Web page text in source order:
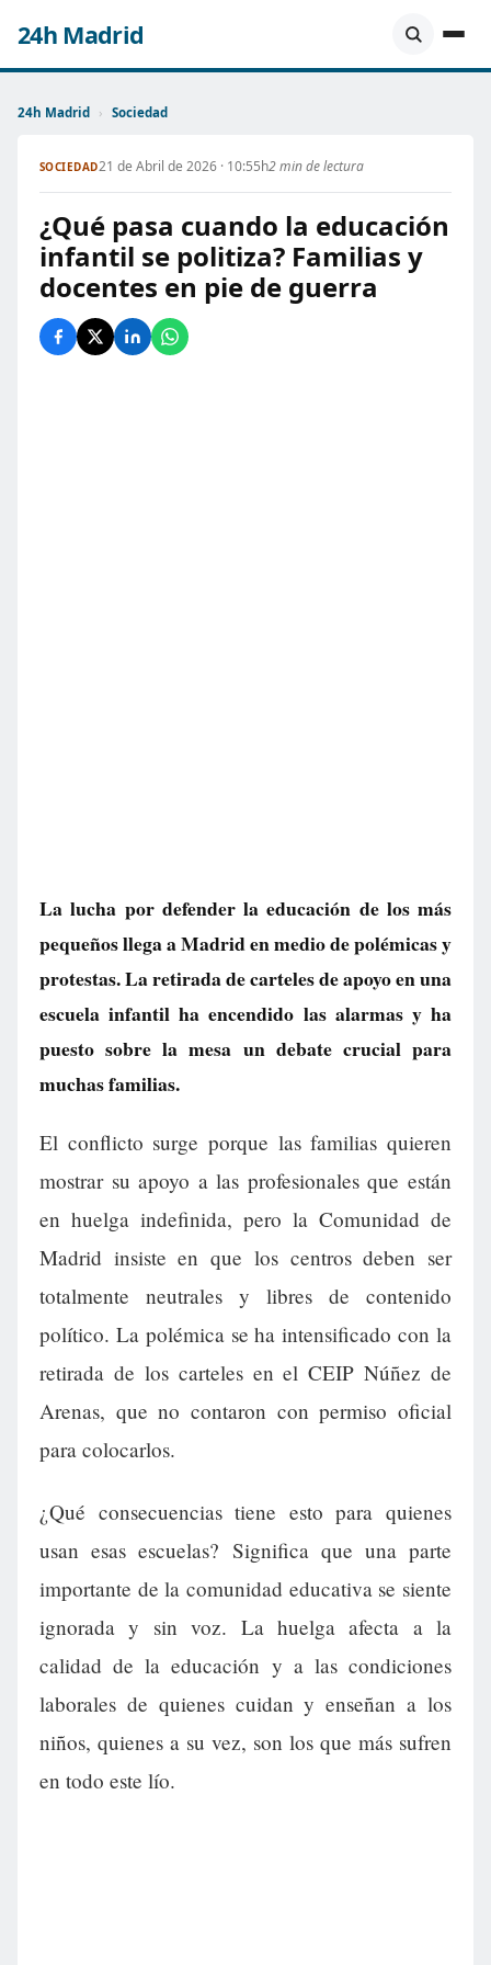
24h Madrid
24h Madrid › Sociedad
SOCIEDAD21 de Abril de 2026 · 10:55h2 min de lectura
¿Qué pasa cuando la educación
infantil se politiza? Familias y
docentes en pie de guerra
La lucha por defender la educación de los más
pequeños llega a Madrid en medio de polémicas y
protestas. La retirada de carteles de apoyo en una
escuela infantil ha encendido las alarmas y ha
puesto sobre la mesa un debate crucial para
muchas familias.
El conflicto surge porque las familias quieren
mostrar su apoyo a las profesionales que están
en huelga indefinida, pero la Comunidad de
Madrid insiste en que los centros deben ser
totalmente neutrales y libres de contenido
político. La polémica se ha intensificado con la
retirada de los carteles en el CEIP Núñez de
Arenas, que no contaron con permiso oficial
para colocarlos.
¿Qué consecuencias tiene esto para quienes
usan esas escuelas? Significa que una parte
importante de la comunidad educativa se siente
ignorada y sin voz. La huelga afecta a la
calidad de la educación y a las condiciones
laborales de quienes cuidan y enseñan a los
niños, quienes a su vez, son los que más sufren
en todo este lío.